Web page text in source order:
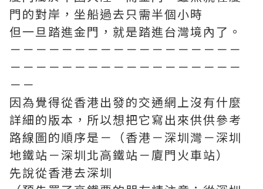
門的對岸，坐船過去只需半個小時
但一旦踏進金門，就是踏進台灣境內了。
－－－－－－－－－－－－－－－－－－
－－－－－－－－－－－－－－－－－－
－－
因為覺得從香港出發的交通網上沒有什麼
詳細的版本，所以想把它寫出來供供參考
路線圖的順序是－（香港－深圳灣－深圳
地鐵站－深圳北高鐵站－廈門火車站）
先說從香港去深圳